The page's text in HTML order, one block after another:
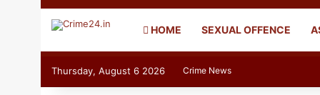
HOME SEXUAL OFFENCE
Thursday, August 6 2026 Crime News